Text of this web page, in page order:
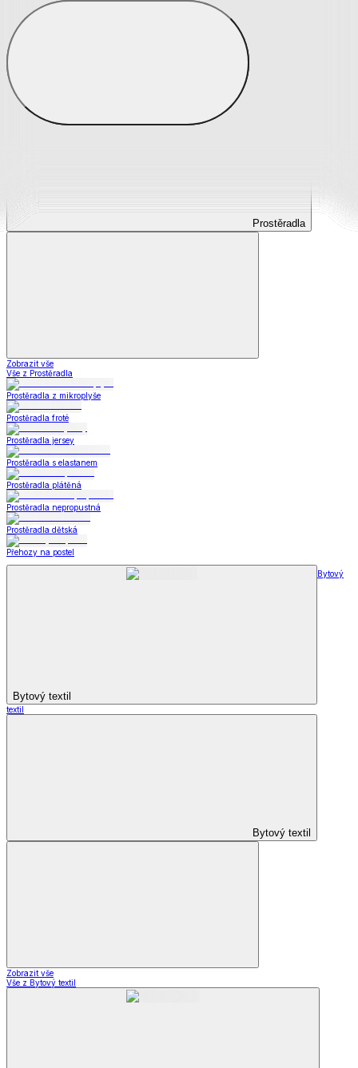
Prostěradla
Prostěradla
Zobrazit vše
Vše z Prostěradla
Prostěradla z mikroplyše
Prostěradla froté
Prostěradla jersey
Prostěradla s elastanem
Prostěradla plátěná
Prostěradla nepropustná
Prostěradla dětská
Přehozy na postel
Bytový textil
Bytový
textil
Bytový textil
Zobrazit vše
Vše z Bytový textil